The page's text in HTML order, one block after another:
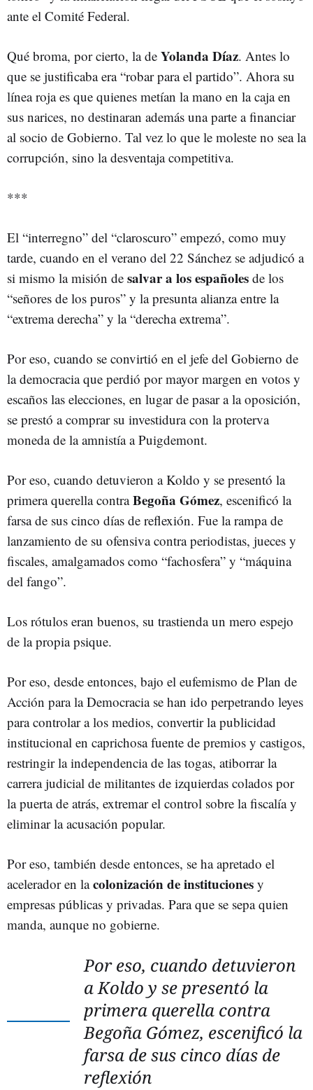
ante el Comité Federal.
Qué broma, por cierto, la de Yolanda Díaz. Antes lo
que se justificaba era “robar para el partido”. Ahora su
línea roja es que quienes metían la mano en la caja en
sus narices, no destinaran además una parte a financiar
al socio de Gobierno. Tal vez lo que le moleste no sea la
corrupción, sino la desventaja competitiva.
***
El “interregno” del “claroscuro” empezó, como muy
tarde, cuando en el verano del 22 Sánchez se adjudicó a
si mismo la misión de salvar a los españoles de los
“señores de los puros” y la presunta alianza entre la
“extrema derecha” y la “derecha extrema”.
Por eso, cuando se convirtió en el jefe del Gobierno de
la democracia que perdió por mayor margen en votos y
escaños las elecciones, en lugar de pasar a la oposición,
se prestó a comprar su investidura con la proterva
moneda de la amnistía a Puigdemont.
Por eso, cuando detuvieron a Koldo y se presentó la
primera querella contraBegoña Gómez, escenificó la
farsa de sus cinco días de reflexión. Fue la rampa de
lanzamiento de su ofensiva contra periodistas, jueces y
fiscales, amalgamados como “fachosfera” y “máquina
del fango”.
Los rótulos eran buenos, su trastienda un mero espejo
de la propia psique.
Por eso, desde entonces, bajo el eufemismo de Plan de
Acción para la Democracia se han ido perpetrando leyes
para controlar a los medios, convertir la publicidad
institucional en caprichosa fuente de premios y castigos,
restringir la independencia de las togas, atiborrar la
carrera judicial de militantes de izquierdas colados por
la puerta de atrás, extremar el control sobre la fiscalía y
eliminar la acusación popular.
Por eso, también desde entonces, se ha apretado el
acelerador en lacolonización de instituciones y
empresas públicas y privadas. Para que se sepa quien
manda, aunque no gobierne.
Por eso, cuando detuvieron
a Koldo y se presentó la
primera querella contra
Begoña Gómez, escenificó la
farsa de sus cinco días de
reflexión